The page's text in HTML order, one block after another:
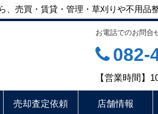
、売買・賃貸・管理・草刈りや不用
お電話でのお問合
082-
【営業時間】
売却査定依頼 店舗情報